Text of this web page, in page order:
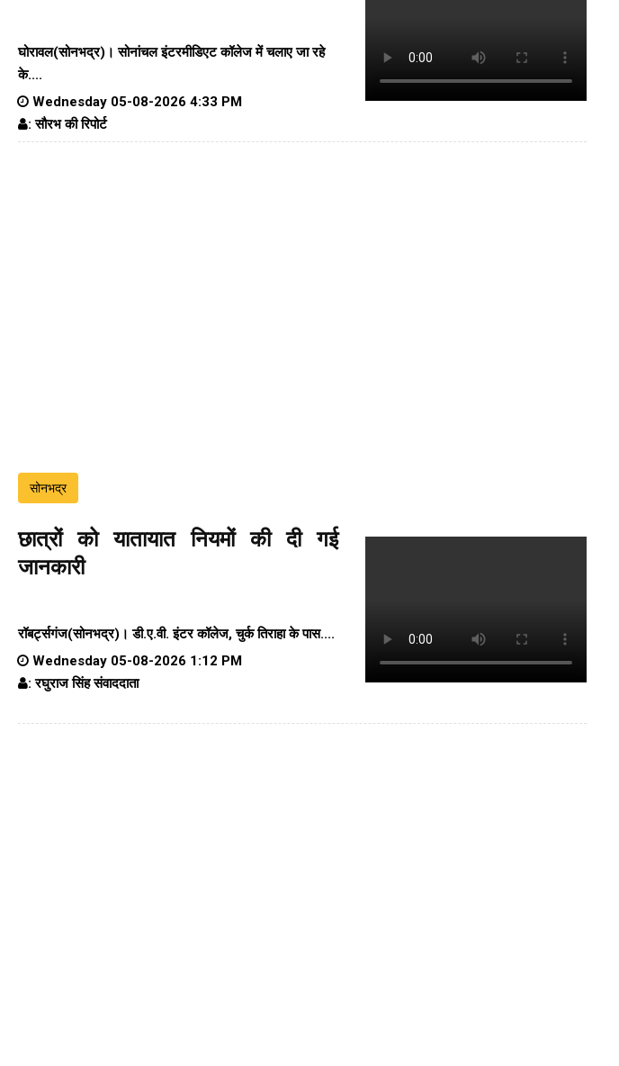
घोरावल(सोनभद्र)। सोनांचल इंटरमीडिएट कॉलेजमें चलाए जा रहे
के....
Wednesday 05-08-2026 4:33 PM
: सौरभ की रिपोर्ट
सोनभद्र
छात्रों को यातायात नियमों की दी गई
जानकारी
रॉबर्ट्सगंज(सोनभद्र)। डी.ए.वी. इंटर कॉलेज, चुर्क तिराहा के पास....
Wednesday 05-08-2026 1:12 PM
: रघुराज सिंह संवाददाता